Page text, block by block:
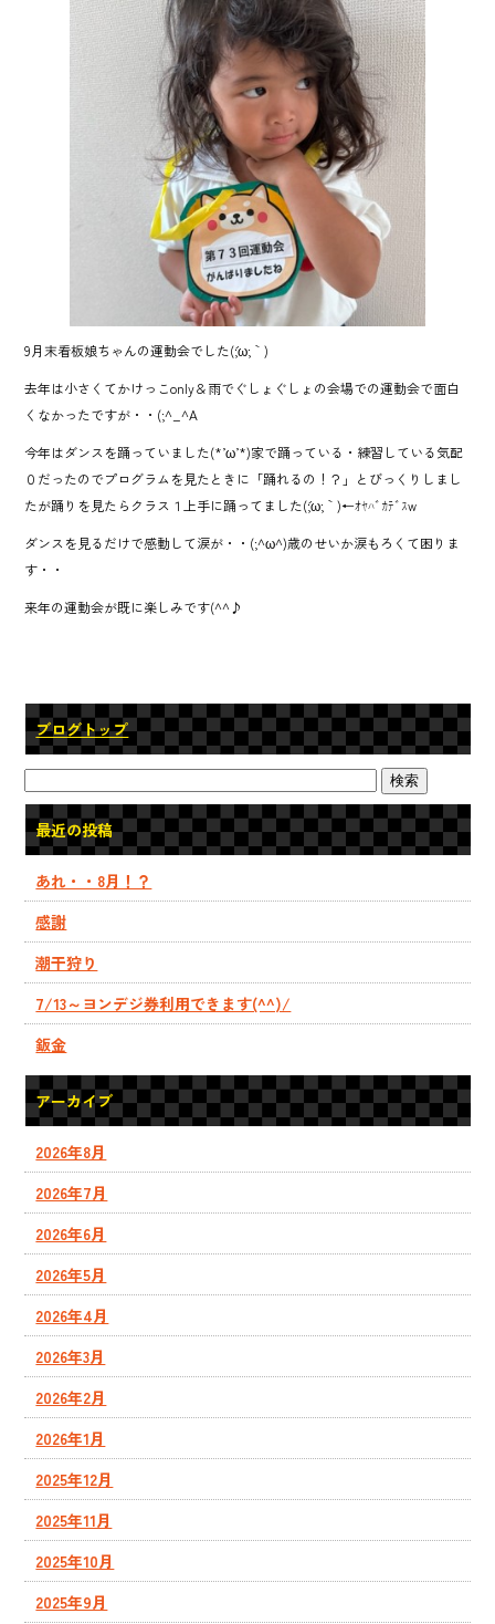
9月末看板娘ちゃんの運動会でした(´;ω;｀)
去年は小さくてかけっこonly＆雨でぐしょぐしょの会場での運動会で面白
くなかったですが・・(;^_^A
今年はダンスを踊っていました(*’ω’*)家で踊っている・練習している気配
０だったのでプログラムを見たときに「踊れるの！？」とびっくりしまし
たが踊りを見たらクラス１上手に踊ってました(´;ω;｀)←ｵﾔﾊﾞｶﾃﾞｽw
ダンスを見るだけで感動して涙が・・(;^ω^)歳のせいか涙もろくて困りま
す・・
来年の運動会が既に楽しみです(^^♪
ブログトップ
最近の投稿
あれ・・8月！？
感謝
潮干狩り
7/13～ヨンデジ券利用できます(^^)/
鈑金
アーカイブ
2026年8月
2026年7月
2026年6月
2026年5月
2026年4月
2026年3月
2026年2月
2026年1月
2025年12月
2025年11月
2025年10月
2025年9月